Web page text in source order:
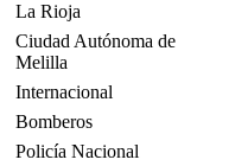
La Rioja
Ciudad Autónoma de
Melilla
Internacional
Bomberos
Policía Nacional